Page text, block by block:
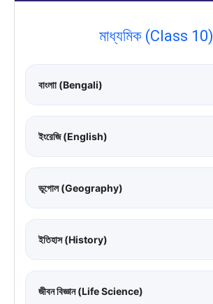
মাধ্যমিক (Class 10)
বাংলাা (Bengali)
ইংরেজি (English)
ভূগোল (Geography)
ইতিহাস (History)
জীবন বিজ্ঞান (Life Science)